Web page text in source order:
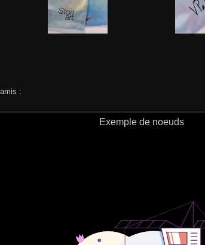
:
Exemple de noeuds